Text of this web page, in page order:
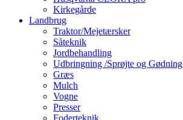
Kirkegårde
Landbrug
Traktor/Mejetærsker
Såteknik
Jordbehandling
Udbringning /Sprøjte og Gødning
Græs
Mulch
Vogne
Presser
Foderteknik